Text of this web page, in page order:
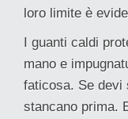
loro limite è
I guanti caldi
mano e
faticosa. Se devi
stancano prima.